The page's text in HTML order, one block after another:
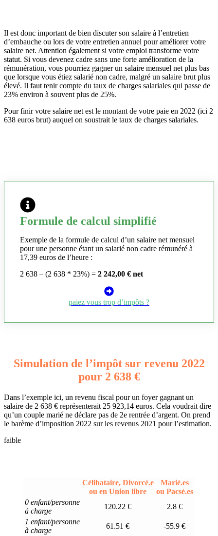
Il est donc important de bien discuter son salaire à l’entretien
d’embauche ou lors de votre entretien annuel pour améliorer votre
salaire net. Attention également si votre emploi transforme votre
statut. Si vous devenez cadre sans une forte amélioration de la
rémunération, vous pourriez gagner un salaire mensuel net plus bas
que lorsque vous étiez salarié non cadre, malgré un salaire brut plus
élevé. Il faut tenir compte du taux de charges salariales qui passe de
23% environ à souvent plus de 25%.
Pour finir votre salaire net est le montant de votre paie en 2022 (ici 2
638 euros brut) auquel on soustrait le taux de charges salariales.
Formule de calcul simplifié
Exemple de la formule de calcul d’un salaire net mensuel
pour une personne étant un salarié non cadre rémunéré à
17,39 euros de l’heure :
2 638 – (2 638 * 23%) = 2 242,00 € net
paiez vous trop d’impôts ?
Simulation de l’impôt sur revenu 2022
pour 2 638 €
Dans l’exemple ici, un revenu fiscal pour un foyer gagnant un
salaire de 2 638 € représenterait 25 923,14 euros. Cela voudrait dire
qu’un couple marié ne déclare pas de 2e rentrée d’argent. On prend
le barème d’imposition 2022 sur les revenus 2021 pour l’estimation.
faible
Célibataire, Divorcé.e
ou en Union libre
Marié.es
ou Pacsé.es
0 enfant/personne
à charge
120.22 €
2.8 €
1 enfant/personne
à charge
61.51 €
-55.9 €